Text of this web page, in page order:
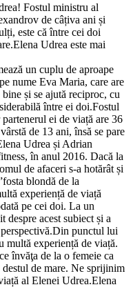
Fostul ministru al
de câțiva ani și
este că între cei doi
Udrea este mai
un cuplu de aproape
nume Eva Maria, care are
și se ajută reciproc, cu
între ei doi.Fostul
ei de viață are 36
de 13 ani, însă se pare
Udrea și Adrian
în anul 2016. Dacă la
de afaceri s-a hotărât și
blondă de la
experiență de viață
pe cei doi. La un
acest subiect și a
punctul lui
multă experiență de viață.
învăţa de la o femeie ca
de mare. Ne sprijinim
al Elenei Udrea.Elena